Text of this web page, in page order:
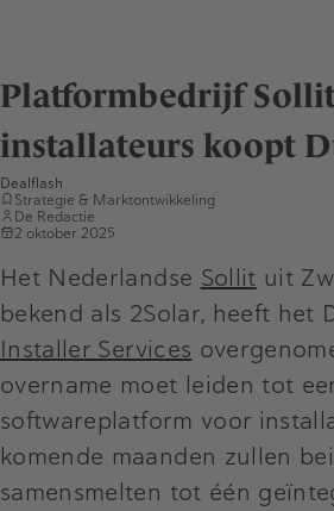
Platformbedrijf
installateurs koopt
Dealflash
Strategie & Marktontwikkeling
De Redactie
2 oktober 2025
Het Nederlandse Sollit uit
bekend als 2Solar, heeft het
Installer Services
overname moet leiden tot
softwareplatform voor
komende maanden zullen
samensmelten tot één